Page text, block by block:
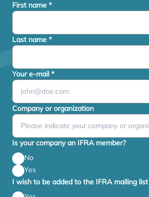
First name *
Last name *
Your e-mail *
Company or organization
Is your company an IFRA member?
No
Yes
I wish to be added to the IFRA mailing list